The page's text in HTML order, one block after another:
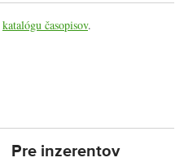
katalógu časopisov.
Pre inzerentov